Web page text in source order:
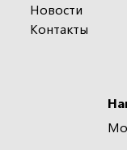
Новости
Контакты